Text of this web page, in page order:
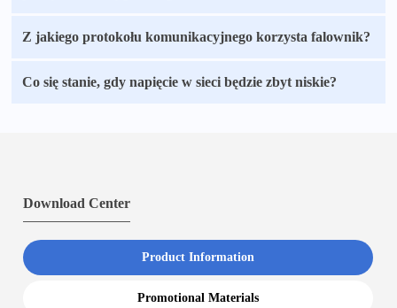
Z jakiego protokołu komunikacyjnego korzysta falownik?
Co się stanie, gdy napięcie w sieci będzie zbyt niskie?